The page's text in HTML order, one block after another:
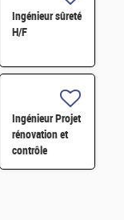
(LIRE) H/F
Ingénieur sûreté
H/F
Ingénieur Projet
rénovation et
contrôle
commande